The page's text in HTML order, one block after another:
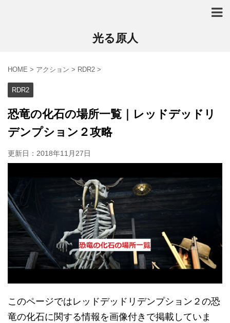
光る原人
HOME > アクション > RDR2 >
RDR2
恐竜の化石の場所一覧｜レッドデッドリ
デンプション２攻略
更新日： 2018年11月27日
このページではレッドデッドリデンプション２の恐
竜の化石に関する情報を画像付きで掲載していま